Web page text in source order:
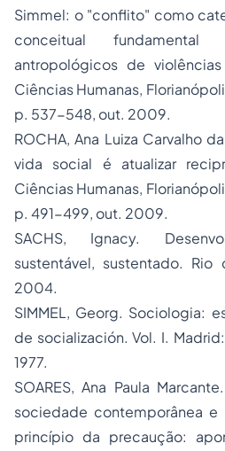
Simmel: o "conflito" como
conceitual
antropológicos de
Ciências Humanas,
p. 537-548, out. 2009.
ROCHA, Ana Luiza Carvalho
vida social é atualizar
Ciências Humanas,
p. 491-499, out. 2009.
SACHS, Ignacy.
sustentável, sustentado. Rio
2004.
SIMMEL, Georg. Sociologia:
de socialización. Vol. I.
1977.
SOARES, Ana Paula
sociedade contemporânea
princípio da precaução: